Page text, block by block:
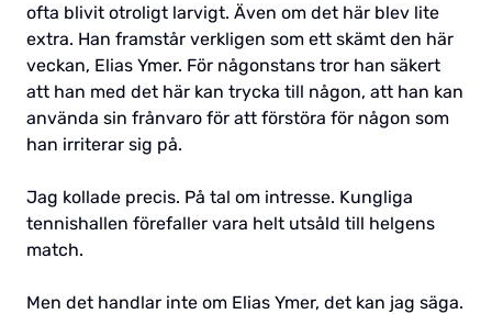
ofta blivit otroligt larvigt. Även om det här blev lite
extra. Han framstår verkligen som ett skämt den här
veckan, Elias Ymer. För någonstans tror han säkert
att han med det här kan trycka till någon, att han kan
använda sin frånvaro för att förstöra för någon som
han irriterar sig på.
Jag kollade precis. På tal om intresse. Kungliga
tennishallen förefaller vara helt utsåld till helgens
match.
Men det handlar inte om Elias Ymer, det kan jag säga.